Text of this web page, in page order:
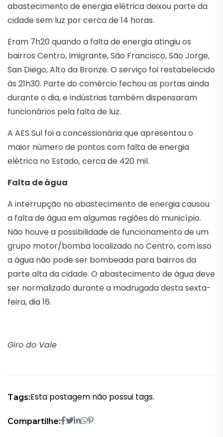
abastecimento de energia elétrica deixou parte da
cidade sem luz por cerca de 14 horas.
Eram 7h20 quando a falta de energia atingiu os
bairros Centro, Imigrante, São Francisco, São Jorge,
San Diego, Alto da Bronze. O serviço foi restabelecido
às 21h30. Parte do comércio fechou as portas ainda
durante o dia, e indústrias também dispensaram
funcionários pela falta de luz.
A AES Sul foi a concessionária que apresentou o
maior número de pontos com falta de energia
elétrica no Estado, cerca de 420 mil.
Falta de água
A interrupção no abastecimento de energia causou
a falta de água em algumas regiões do município.
Não houve a possibilidade de funcionamento de um
grupo motor/bomba localizado no Centro, com isso
a água não pode ser bombeada para bairros da
parte alta da cidade. O abastecimento de água deve
ser normalizado durante a madrugada desta sexta-
feira, dia 16.
Giro do Vale
Tags:Esta postagem não possui tags.
Compartilhe: